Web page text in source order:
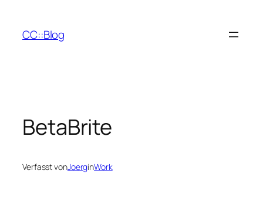
springen
CC::Blog
BetaBrite
Verfasst vonJoerginWork